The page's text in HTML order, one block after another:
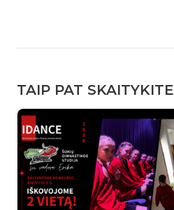
TAIP PAT SKAITYKITE